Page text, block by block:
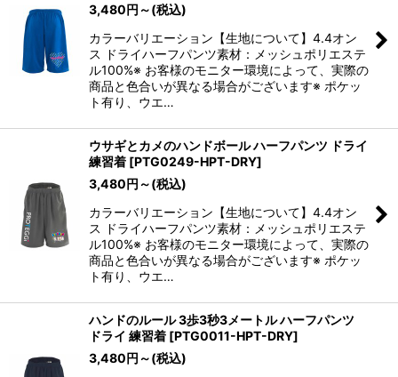
3,480円 ～(税込)
カラーバリエーション【生地について】4.4オン
ス ドライハーフパンツ素材：メッシュポリエステ
ル100%※ お客様のモニター環境によって、実際の
商品と色合いが異なる場合がございます※ ポケッ
ト有り、ウエ…
ウサギとカメのハンドボール ハーフパンツ ドライ
練習着 [PTG0249-HPT-DRY]
3,480円 ～(税込)
カラーバリエーション【生地について】4.4オン
ス ドライハーフパンツ素材：メッシュポリエステ
ル100%※ お客様のモニター環境によって、実際の
商品と色合いが異なる場合がございます※ ポケッ
ト有り、ウエ…
ハンドのルール 3歩3秒3メートル ハーフパンツ
ドライ 練習着 [PTG0011-HPT-DRY]
3,480円 ～(税込)